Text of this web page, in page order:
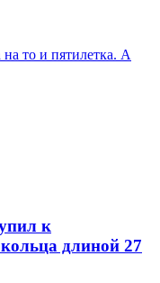
то и пятилетка. А
к
кольца длиной 27